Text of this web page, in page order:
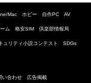
Mac ホビー 自作PC AV
ム 格安SIM 倶楽部情報局
ュリティ小説コンテスト SDGs
い合わせ 広告掲載